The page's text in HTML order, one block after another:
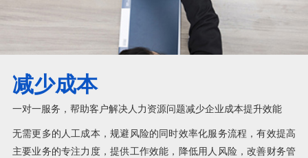
减少成本
一对一服务，帮助客户解决人力资源问题减少企业成本提升效能
无需更多的人工成本，规避风险的同时效率化服务流程，有效提高
主要业务的专注力度，提供工作效能，降低用人风险，改善财务管